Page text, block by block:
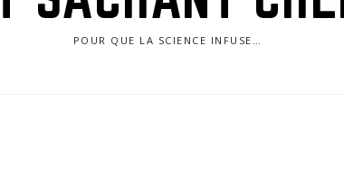
POUR QUE LA SCIENCE INFUSE…